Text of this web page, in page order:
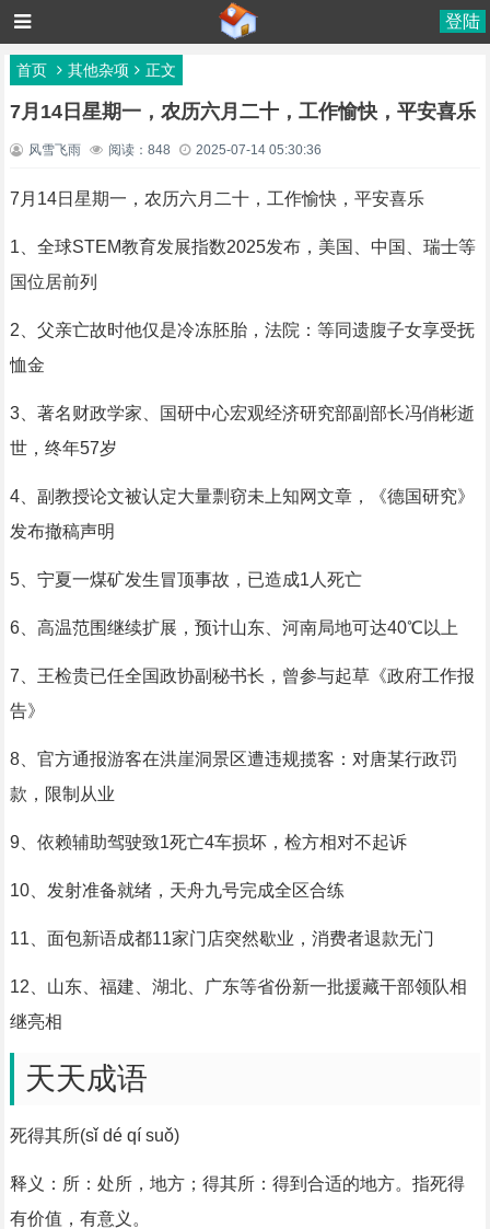
登陆
首页 其他杂项 正文
7月14日星期一，农历六月二十，工作愉快，平安喜乐
风雪飞雨 阅读：848 2025-07-14 05:30:36
7月14日星期一，农历六月二十，工作愉快，平安喜乐
1、全球STEM教育发展指数2025发布，美国、中国、瑞士等
国位居前列
2、父亲亡故时他仅是冷冻胚胎，法院：等同遗腹子女享受抚
恤金
3、著名财政学家、国研中心宏观经济研究部副部长冯俏彬逝
世，终年57岁
4、副教授论文被认定大量剽窃未上知网文章，《德国研究》
发布撤稿声明
5、宁夏一煤矿发生冒顶事故，已造成1人死亡
6、高温范围继续扩展，预计山东、河南局地可达40℃以上
7、王检贵已任全国政协副秘书长，曾参与起草《政府工作报
告》
8、官方通报游客在洪崖洞景区遭违规揽客：对唐某行政罚
款，限制从业
9、依赖辅助驾驶致1死亡4车损坏，检方相对不起诉
10、发射准备就绪，天舟九号完成全区合练
11、面包新语成都11家门店突然歇业，消费者退款无门
12、山东、福建、湖北、广东等省份新一批援藏干部领队相
继亮相
天天成语
死得其所(sǐ dé qí suǒ)
释义：所：处所，地方；得其所：得到合适的地方。指死得
有价值，有意义。